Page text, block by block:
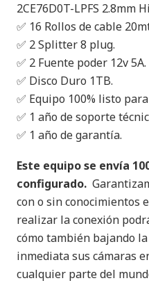
2CE76D0T-LPFS 2.8mm
✅ 16 Rollos de cable
✅ 2 Splitter 8 plug.
✅ 2 Fuente poder 12v 5A.
✅ Disco Duro 1TB.
✅ Equipo 100% listo
✅ 1 año de soporte
✅ 1 año de garantía.
Este equipo se envía
configurado.
con o sin conocimientos
realizar la conexión
cómo también bajando
inmediata sus cámaras
cualquier parte del